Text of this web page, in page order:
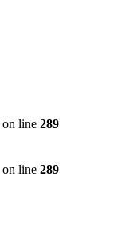
on line 289
on line 289